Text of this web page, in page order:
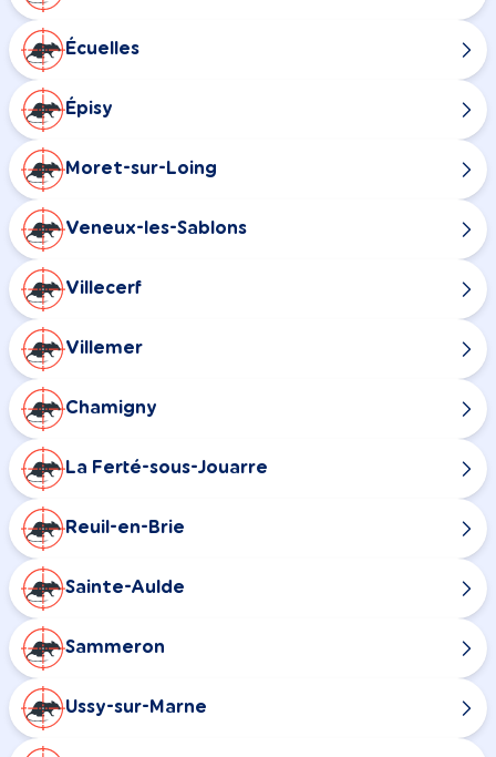
Écuelles
Épisy
Moret-sur-Loing
Veneux-les-Sablons
Villecerf
Villemer
Chamigny
La Ferté-sous-Jouarre
Reuil-en-Brie
Sainte-Aulde
Sammeron
Ussy-sur-Marne